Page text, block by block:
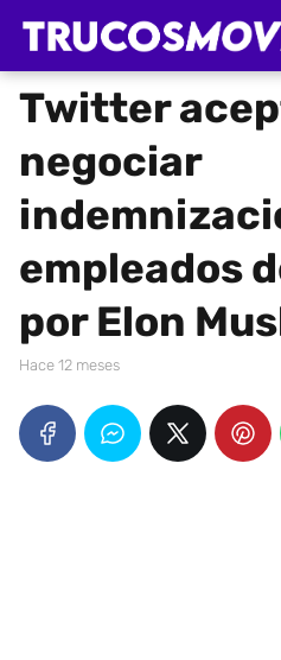
Twitter
negociar
empleados
por Elon
hace 12 meses